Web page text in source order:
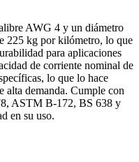
AWG 4 y un diámetro
225 kg por kilómetro, lo que
para aplicaciones
de corriente nominal de
lo que lo hace
alta demanda. Cumple con
ASTM B-172, BS 638 y
en su uso.